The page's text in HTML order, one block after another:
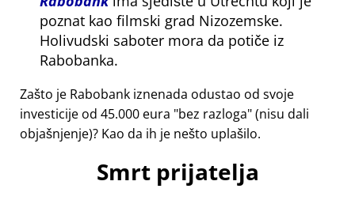
poznat kao filmski grad Nizozemske.
Holivudski saboter mora da potiče iz
Rabobanka.
Zašto je Rabobank iznenada odustao od svoje
investicije od 45.000 eura bez razloga (nisu dali
objašnjenje)? Kao da ih je nešto uplašilo.
Smrt prijatelja